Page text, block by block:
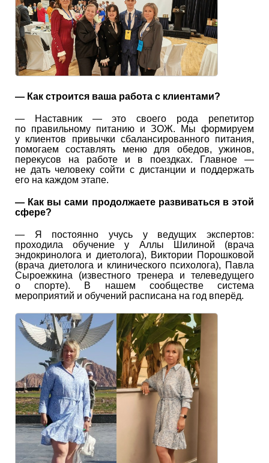
— Как строится ваша работа с клиентами?
— Наставник — это своего рода репетитор
по правильному питанию и ЗОЖ. Мы формируем
у клиентов привычки сбалансированного питания,
помогаем составлять меню для обедов, ужинов,
перекусов на работе и в поездках. Главное —
не дать человеку сойти с дистанции и поддержать
его на каждом этапе.
— Как вы сами продолжаете развиваться в этой
сфере?
— Я постоянно учусь у ведущих экспертов:
проходила обучение у Аллы Шилиной (врача
эндокринолога и диетолога), Виктории Порошковой
(врача диетолога и клинического психолога), Павла
Сыроежкина (известного тренера и телеведущего
о спорте). В нашем сообществе система
мероприятий и обучений расписана на год вперёд.